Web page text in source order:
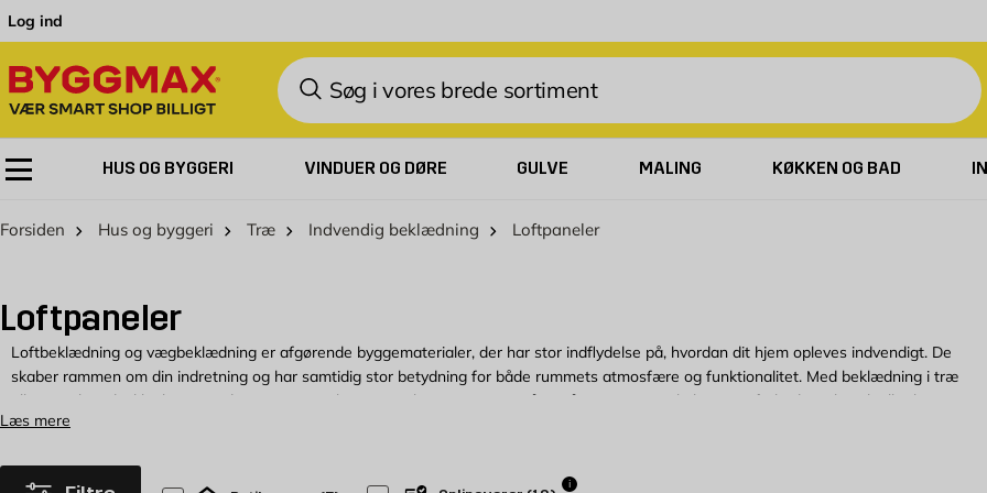
Log ind
Søg
HUS OG BYGGERI VINDUER OG DØRE GULVE MALING KØKKEN OG BAD
Forsiden Hus og byggeri Træ Indvendig beklædning Loftpaneler
Loftpaneler
Loftbeklædning og vægbeklædning er afgørende byggematerialer, der har stor indflydelse på, hvordan dit hjem opleves indvendigt. De
skaber rammen om din indretning og har samtidig stor betydning for både rummets atmosfære og funktionalitet. Med beklædning i træ
eller gips kan du ikke kun give dine rum et særligt æstetisk præg, men også opnå vigtige egenskaber som forbedret akustik eller højere
brandsikkerhed. Hos BygMax finder du et bredt udvalg af vægbeklædning og loftbeklædning samt alt det nødvendige værktøj til en nem
Trælofter har i mange hjem fra 1960'erne og frem været en populær løsning. Her er profilerede brædder, samlet med fer og not, blandt
Læs mere
i